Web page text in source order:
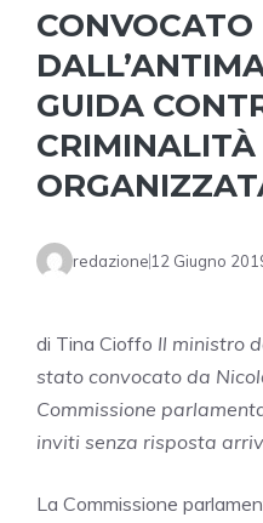
CONVOCATO
GUIDA
CRIMINALITÀ
redazione 12 Giugno
di Tina Cioffo Il ministro
stato convocato da
Commissione
inviti senza risposta
La Commissione